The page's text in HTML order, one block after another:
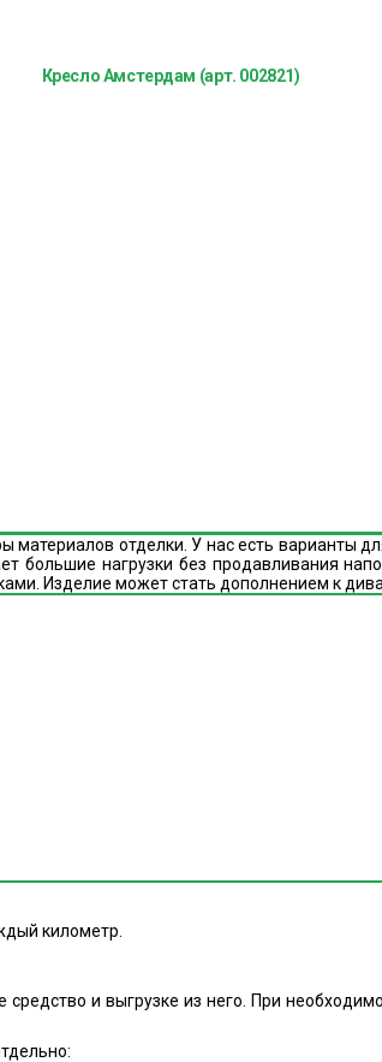
Кресло Амстердам (арт. 002821)
отделки. У нас есть варианты
нагрузки без продавливания
Изделие может стать дополнением к
километр.
и выгрузке из него. При